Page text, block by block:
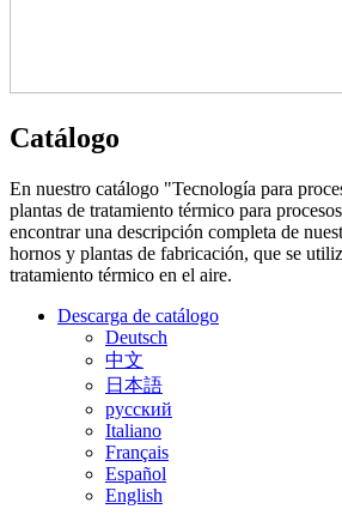
Catálogo
En nuestro catálogo "Tecnología para
plantas de tratamiento térmico para
encontrar una descripción completa de
hornos y plantas de fabricación, que se
tratamiento térmico en el aire.
Descarga de catálogo
Deutsch
中文
日本語
русский
Italiano
Français
Español
English